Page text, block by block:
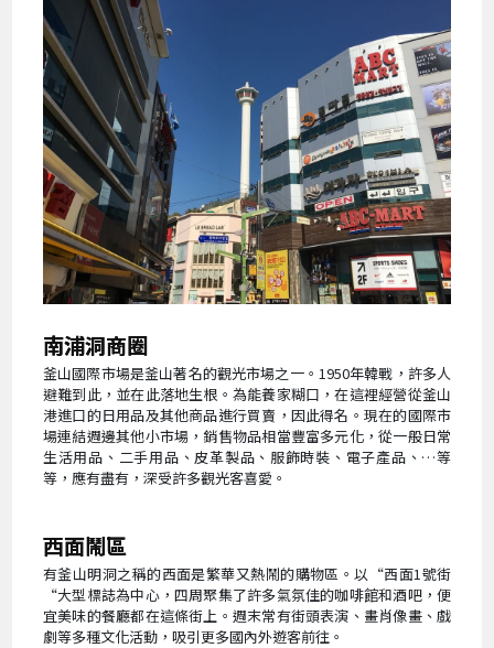
南浦洞商圈
釜山國際市場是釜山著名的觀光市場之一。1950年韓戰，許多人
避難到此，並在此落地生根。為能養家糊口，在這裡經營從釜山
港進口的日用品及其他商品進行買賣，因此得名。現在的國際市
場連結週邊其他小市場，銷售物品相當豐富多元化，從一般日常
生活用品、二手用品、皮革製品、服飾時裝、電子產品、…等
等，應有盡有，深受許多觀光客喜愛。
西面鬧區
有釜山明洞之稱的西面是繁華又熱鬧的購物區。以“西面1號街
“大型標誌為中心，四周聚集了許多氣氛佳的咖啡館和酒吧，便
宜美味的餐廳都在這條街上。週末常有街頭表演、畫肖像畫、戲
劇等多種文化活動，吸引更多國內外遊客前往。